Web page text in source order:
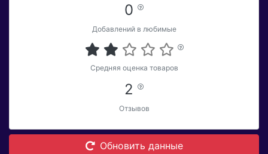
0
Добавлений в любимые
Средняя оценка товаров
2
Отзывов
Обновить данные